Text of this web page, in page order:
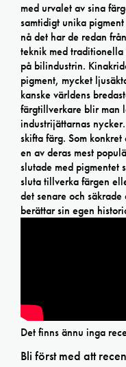
med urvalet av sina
samtidigt unika
nå det har de redan
teknik med
på bilindustrin.
pigment, mycket
kanske världens
färgtillverkare blir man
industrijättarnas
skifta färg. Som konkret
en av deras mest
slutade med pigmentet
sluta tillverka färgen
det senare och
berättar sin egen
Det finns ännu inga
Bli först med att